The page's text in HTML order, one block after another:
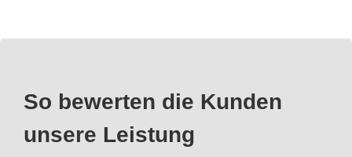
So bewerten die Kunden
unsere Leistung